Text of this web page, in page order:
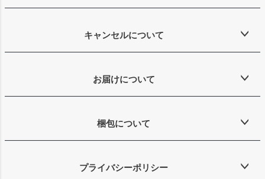
キャンセルについて
お届けについて
梱包について
プライバシーポリシー